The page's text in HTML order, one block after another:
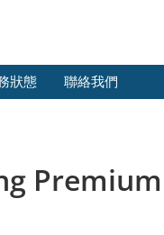
狀態 聯絡我們